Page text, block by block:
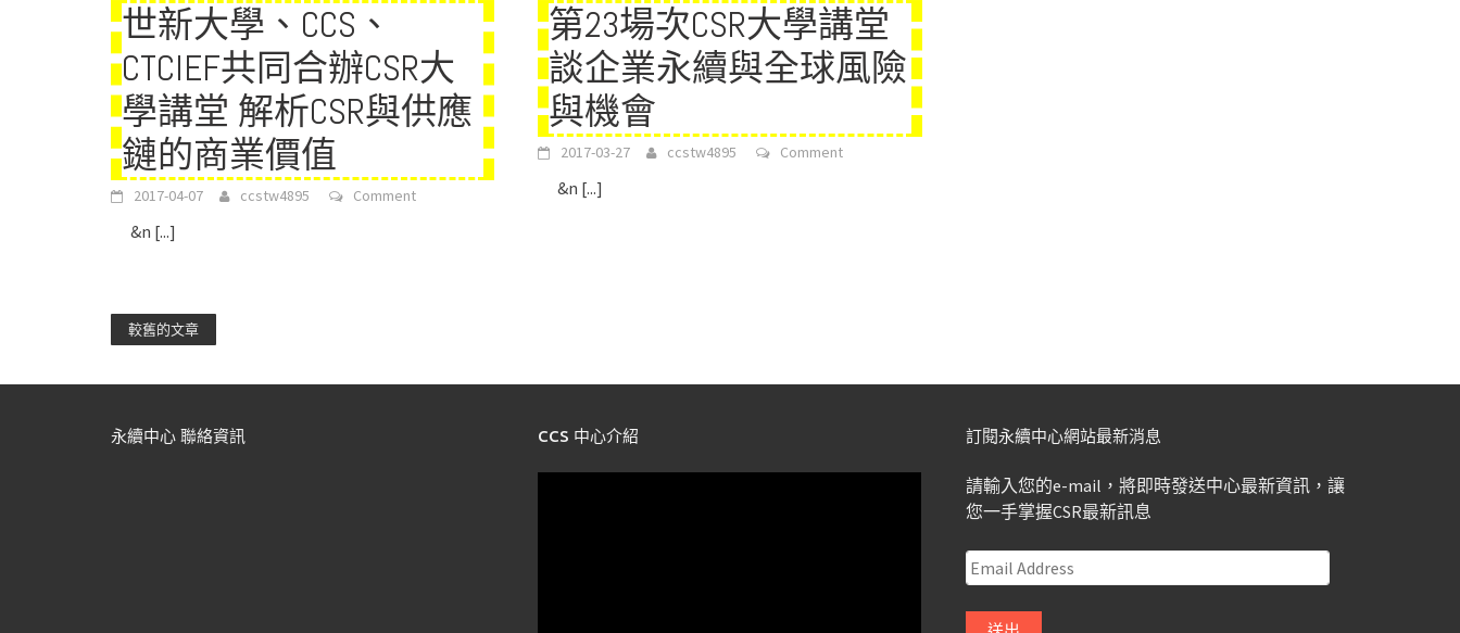
世新大學、CCS、
CTCIEF共同合辦CSR大
學講堂 解析CSR與供應
鏈的商業價值
2017-04-07 ccstw4895 Comment
&n [...]
第23場次CSR大學講堂
談企業永續與全球風險
與機會
2017-03-27 ccstw4895 Comment
&n [...]
較舊的文章
永續中心 聯絡資訊 CCS 中心介紹 訂閱永續中心網站最新消息
請輸入您的e-mail，將即時發送中心最新資訊，讓
您一手掌握CSR最新訊息
Email
Address